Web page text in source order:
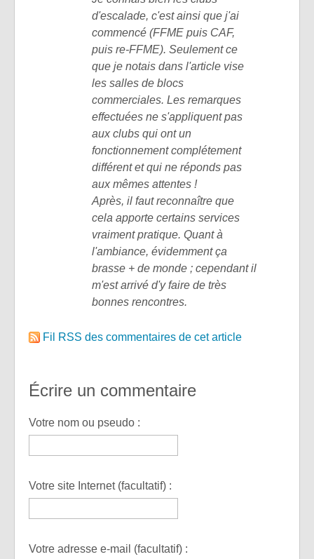
d'escalade, c'est ainsi que j'ai
commencé (FFME puis CAF,
puis re-FFME). Seulement ce
que je notais dans l'article vise
les salles de blocs
commerciales. Les remarques
effectuées ne s'appliquent pas
aux clubs qui ont un
fonctionnement complétement
différent et qui ne réponds pas
aux mêmes attentes !
Après, il faut reconnaître que
cela apporte certains services
vraiment pratique. Quant à
l'ambiance, évidemment ça
brasse + de monde ; cependant il
m'est arrivé d'y faire de très
bonnes rencontres.
Fil RSS des commentaires de cet article
Écrire un commentaire
Votre nom ou pseudo :
Votre site Internet (facultatif) :
Votre adresse e-mail (facultatif) :